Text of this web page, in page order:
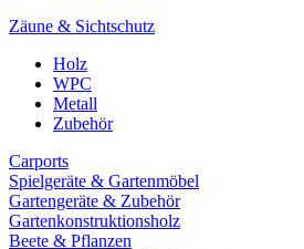
Zäune & Sichtschutz
Holz
WPC
Metall
Zubehör
Carports
Spielgeräte & Gartenmöbel
Gartengeräte & Zubehör
Gartenkonstruktionsholz
Beete & Pflanzen